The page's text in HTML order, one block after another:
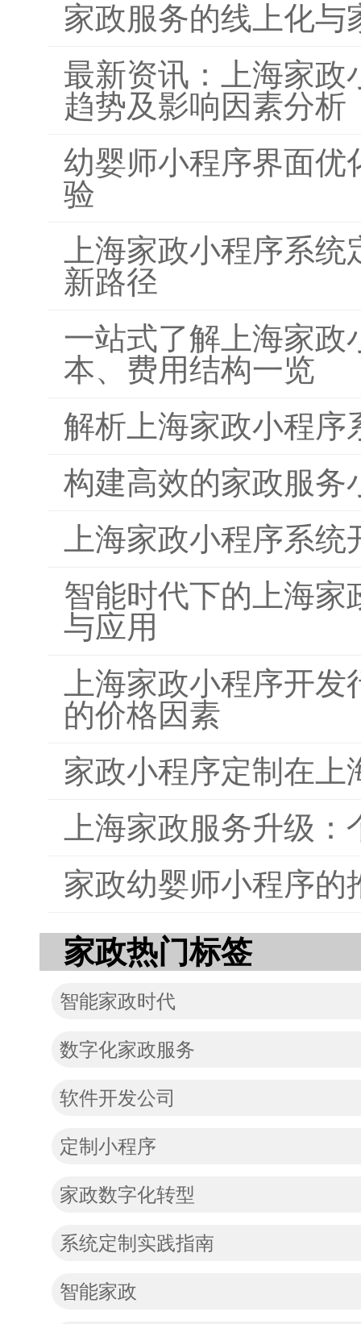
家政服务的线上化与
最新资讯：上海家政
趋势及影响因素分析
幼婴师小程序界面优
验
上海家政小程序系
新路径
一站式了解上海家政
本、费用结构一览
解析上海家政小程序
构建高效的家政服务
上海家政小程序系
智能时代下的上海家
与应用
上海家政小程序开
的价格因素
家政小程序定制在上
上海家政服务升级
家政幼婴师小程序的
家政热门标签
智能家政时代
数字化家政服务
软件开发公司
定制小程序
家政数字化转型
系统定制实践指南
智能家政